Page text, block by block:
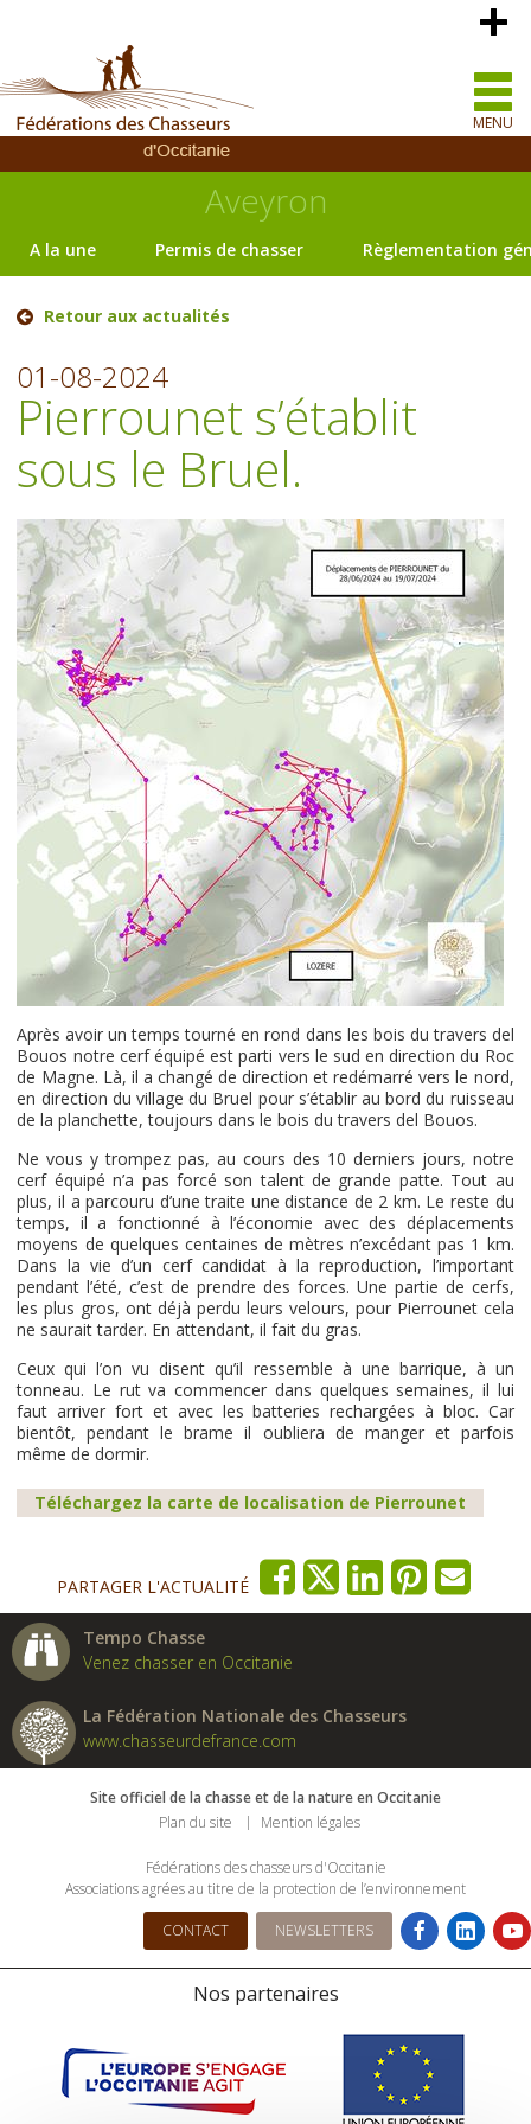
MENU
Aveyron
A la une Permis de chasser Règlementation
Retour aux actualités
01-08-2024
Pierrounet s’établit
sous le Bruel.
Après avoir un temps tourné en rond dans les bois du travers del
Bouos notre cerf équipé est parti vers le sud en direction du Roc
de Magne. Là, il a changé de direction et redémarré vers le nord,
en direction du village du Bruel pour s’établir au bord du ruisseau
de la planchette, toujours dans le bois du travers del Bouos.
Ne vous y trompez pas, au cours des 10 derniers jours, notre
cerf équipé n’a pas forcé son talent de grande patte. Tout au
plus, il a parcouru d’une traite une distance de 2 km. Le reste du
temps, il a fonctionné à l’économie avec des déplacements
moyens de quelques centaines de mètres n’excédant pas 1 km.
Dans la vie d’un cerf candidat à la reproduction, l’important
pendant l’été, c’est de prendre des forces. Une partie de cerfs,
les plus gros, ont déjà perdu leurs velours, pour Pierrounet cela
ne saurait tarder. En attendant, il fait du gras.
Ceux qui l’on vu disent qu’il ressemble à une barrique, à un
tonneau. Le rut va commencer dans quelques semaines, il lui
faut arriver fort et avec les batteries rechargées à bloc. Car
bientôt, pendant le brame il oubliera de manger et parfois
même de dormir.
Téléchargez la carte de localisation de Pierrounet
PARTAGER L'ACTUALITÉ
Tempo Chasse
Venez chasser en Occitanie
La Fédération Nationale des Chasseurs
www.chasseurdefrance.com
Site officiel de la chasse et de la nature en Occitanie
Plan du site
Mention légales
Fédérations des chasseurs d'Occitanie
Associations agrées au titre de la protection de l’environnement
CONTACT NEWSLETTERS
Nos partenaires